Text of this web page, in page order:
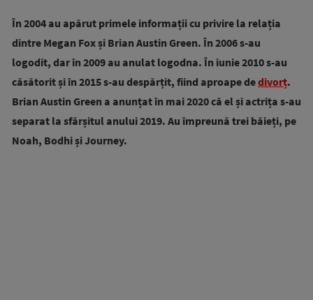
În 2004 au apărut primele informații cu privire la relația
dintre Megan Fox și Brian Austin Green. În 2006 s-au
logodit, dar în 2009 au anulat logodna. În iunie 2010 s-au
căsătorit și în 2015 s-au despărțit, fiind aproape dedivorț.
Brian Austin Green a anunțat în mai 2020 că el și actrița s-au
separat la sfârșitul anului 2019. Au împreună trei băieți, pe
Noah, Bodhi și Journey.